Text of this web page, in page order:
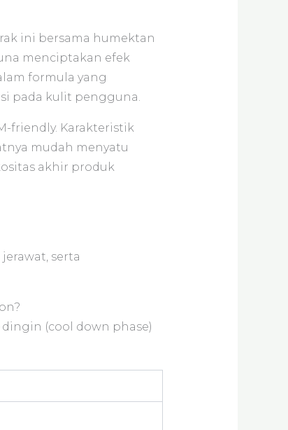
ini bersama humektan
menciptakan efek
formula yang
pada kulit pengguna.
friendly. Karakteristik
mudah menyatu
akhir produk
serta
(cool down phase)